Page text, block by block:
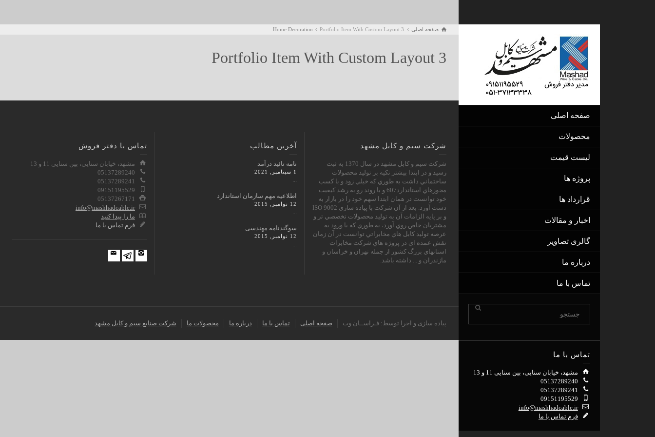
صفحه اصلی
محصولات
لیست قیمت
پروژه ها
قرارداد ها
اخبار و مقالات
گالری تصاویر
درباره ما
تماس با ما
تماس با ما
مشهد، خیابان سنایی، بین سنایی 11 و 13
05137289240
05137289241
09151195529
info@mashhadcable.ir
فرم تماس با ما
صفحه اصلی Home Decoration Portfolio Item With Custom Layout 3
Portfolio Item With Custom Layout 3
شرکت سیم و کابل مشهد
شرکت سيم و كابل مشهد در سال 1370 به ثبت
رسيد و در ابتدا بيشتر تكيه بر توليد محصولات
ساختماني داشت به طوري كه خيلي زود و با كسب
مجوزهاي استاندارد607 و با روند رو به رشد كيفيت
خود توانست در همان ابتدا سهم خود را در بازار به
دست آورد. بعد از آن شركت با پياده سازي ISO 9002
و بر پايه الزامات آن به توليد محصولات تخصصي تر و
مشتريان خاص روي آورد، به طوري كه با ورود به
عرصه توليد كابل هاي مخابراتي توانست در آن زمان
نقش عمده اي در پرو‍‍‍‍‍‍‍‍‍‍ژه هاي شركت مخابرات
استانهاي بزرگ كشور از جمله تهران و خراسان و
مازندران و ... داشته باشد.
آخرین مطالب
نامه تائید درآمد
1 سپتامبر, 2021
...
اطلاعیه مهم سازمان استاندارد
12 نوامبر, 2015
...
سوگندنامه مهندسی
12 نوامبر, 2015
...
تماس با دفتر فروش
مشهد، خیابان سنایی، بین سنایی 11 و 13
05137289240
05137289241
09151195529
05137267171
info@mashhadcable.ir
ما را پیدا کنید
فرم تماس با ما
پیاده سازی و اجرا توسط: فـراســان وب صفحه اصلی تماس با ما درباره ما محصولات ما شرکت صنایع سیم و کابل مشهد